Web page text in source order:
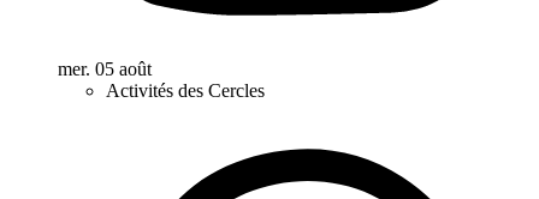
mer. 05 août
Activités des Cercles